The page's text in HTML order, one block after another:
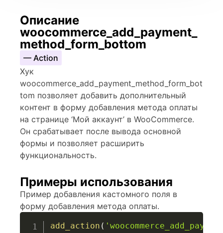
Описание
woocommerce_add_payment_
method_form_bottom
— Action
Хук
woocommerce_add_payment_method_form_bot
tom позволяет добавить дополнительный
контент в форму добавления метода оплаты
на странице ‘Мой аккаунт’ в WooCommerce.
Он срабатывает после вывода основной
формы и позволяет расширить
функциональность.
Примеры использования
Пример добавления кастомного поля в
форму добавления метода оплаты.
add_action (